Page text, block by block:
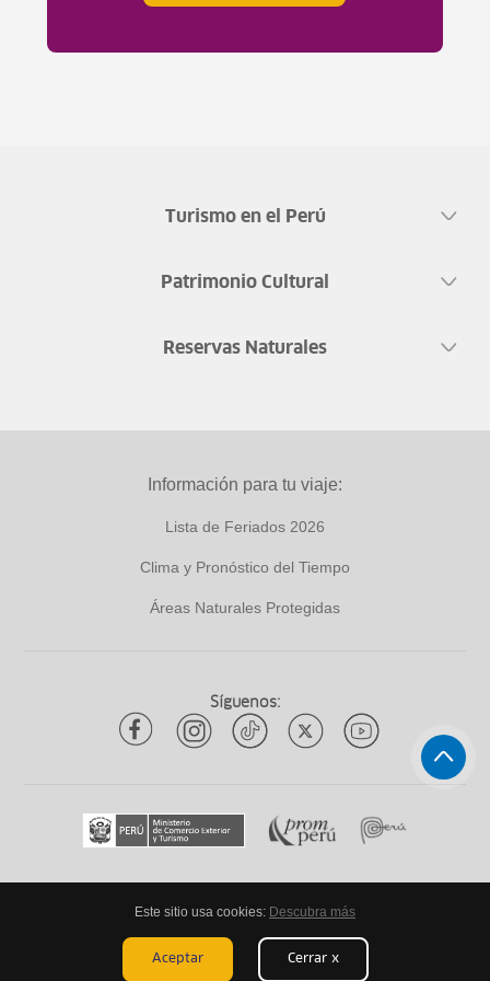
Turismo en el Perú
Patrimonio Cultural
Reservas Naturales
Información para tu viaje:
Lista de Feriados 2026
Clima y Pronóstico del Tiempo
Áreas Naturales Protegidas
Síguenos:
Todos los derechos reservadosytuqueplanes 2026
Este sitio usa cookies: Descubra más
Aceptar Cerrar x